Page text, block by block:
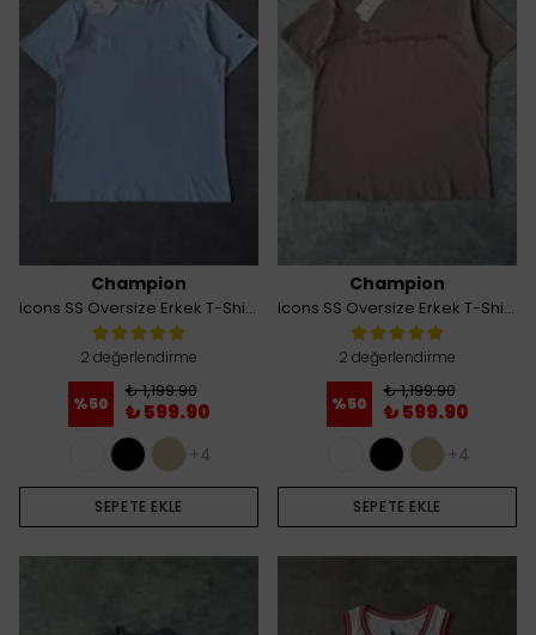
Champion
Icons SS Oversize Erkek T-Shirt - Mavi
2 değerlendirme
%50
₺ 1,199.90
₺ 599.90
+4
SEPETE EKLE
Champion
Icons SS Oversize Erkek T-Shirt - Kahverengi
2 değerlendirme
%50
₺ 1,199.90
₺ 599.90
+4
SEPETE EKLE